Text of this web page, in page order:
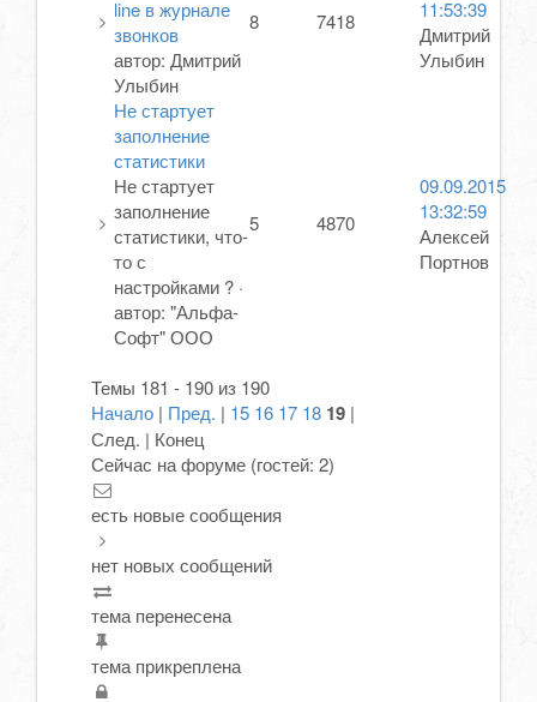
line в журнале
звонков
автор: Дмитрий
Улыбин
8 7418
11:53:39
Дмитрий
Улыбин
Не стартует
заполнение
статистики
Не стартует
заполнение
статистики, что-
то с
настройками ? ·
автор: "Альфа-
Софт" ООО
5 4870
09.09.2015
13:32:59
Алексей
Портнов
Темы 181 - 190 из 190
Начало | Пред. | 15 16 17 18 19 |
След. | Конец
Сейчас на форуме (гостей: 2)
есть новые сообщения
нет новых сообщений
тема перенесена
тема прикреплена